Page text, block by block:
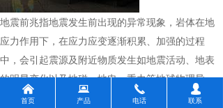
地震前兆指地震发生前出现的异常现象，岩体在地
应力作用下，在应力应变逐渐积累、加强的过程
中，会引起震源及附近物质发生如地震活动、地表
的明显变化以及地磁、地电、重力等地球物理异
常，地下水位、水化学、动物的异常行为等。
낀
首页
뀵
产品
끅
电话
넙
联系